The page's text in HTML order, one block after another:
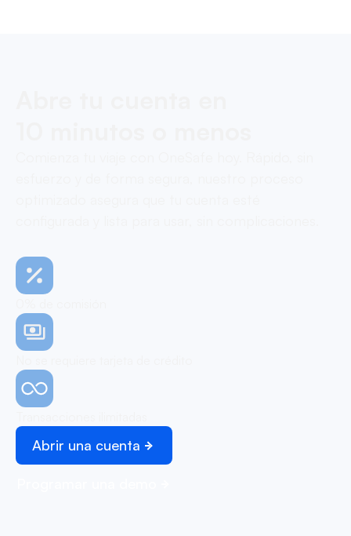
Abrir una cuenta